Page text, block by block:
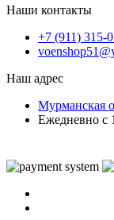
Наши контакты
+7 (911) 315-
Наш адрес
Мурманская
Ежедневно с